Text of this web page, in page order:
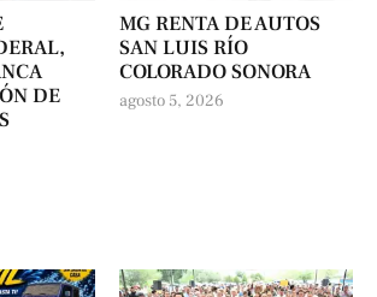
DE
MG RENTA DE AUTOS
SAN LUIS RÍO
COLORADO SONORA
agosto 5, 2026